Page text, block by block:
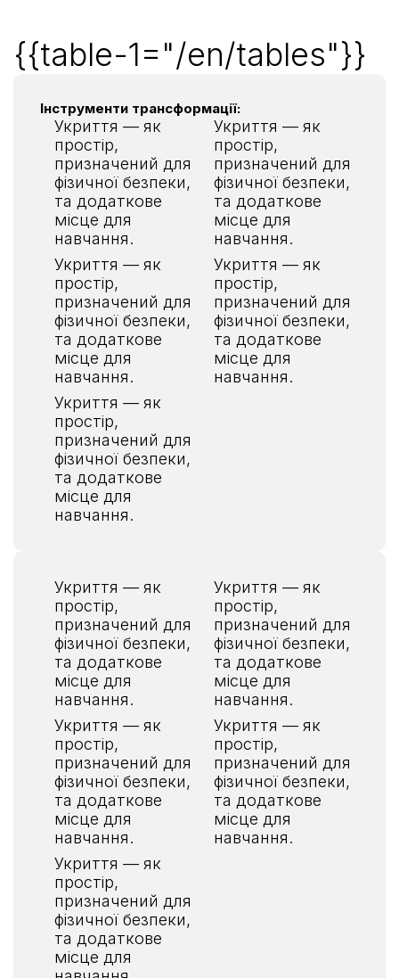
{{table-1="/en/tables"}}
Інструменти трансформації:
Укриття — як
простір,
призначений для
фізичної безпеки,
та додаткове
місце для
навчання.
Укриття — як
простір,
призначений для
фізичної безпеки,
та додаткове
місце для
навчання.
Укриття — як
простір,
призначений для
фізичної безпеки,
та додаткове
місце для
навчання.
Укриття — як
простір,
призначений для
фізичної безпеки,
та додаткове
місце для
навчання.
Укриття — як
простір,
призначений для
фізичної безпеки,
та додаткове
місце для
навчання.
Укриття — як
простір,
призначений для
фізичної безпеки,
та додаткове
місце для
навчання.
Укриття — як
простір,
призначений для
фізичної безпеки,
та додаткове
місце для
навчання.
Укриття — як
простір,
призначений для
фізичної безпеки,
та додаткове
місце для
навчання.
Укриття — як
простір,
призначений для
фізичної безпеки,
та додаткове
місце для
навчання.
Укриття — як
простір,
призначений для
фізичної безпеки,
та додаткове
місце для